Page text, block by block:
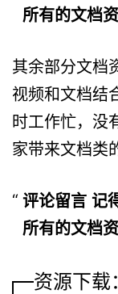
所有的文档资
其余部分文档
视频和文档结
时工作忙，没
家带来文档类
评论留言 记
所有的文档资
资源下载：